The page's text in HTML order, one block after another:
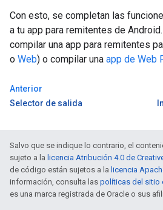
Con esto, se completan las
a tu app para remitentes de
compilar una app para remitentes
o Web) o compilar una app de Web
Anterior
Selector de salida
Salvo que se indique lo contrario, el
sujeto a la licencia Atribución 4.0 de
de código están sujetos a la licencia
información, consulta las políticas del sitio
es una marca registrada de Oracle o sus